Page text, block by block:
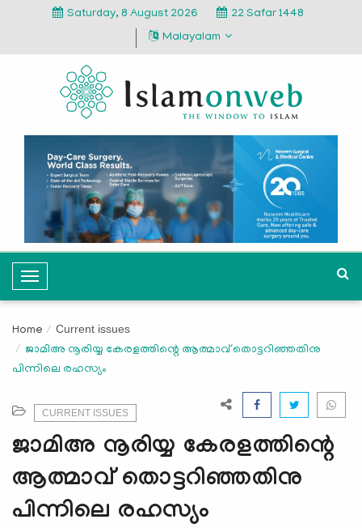
Saturday, 8 August 2026
22 Safar 1448
Malayalam
T
o
g
l
e
v
i
g
a
t
Home Current issues
ജാമിഅ നൂരിയ്യ കേരളത്തിന്റെ ആത്മാവ് തൊട്ടറിഞ്ഞതിനു
പിന്നിലെ രഹസ്യം
CURRENT ISSUES
ജാമിഅ നൂരിയ്യ കേരളത്തിന്റെ
ആത്മാവ് തൊട്ടറിഞ്ഞതിനു
പിന്നിലെ രഹസ്യം